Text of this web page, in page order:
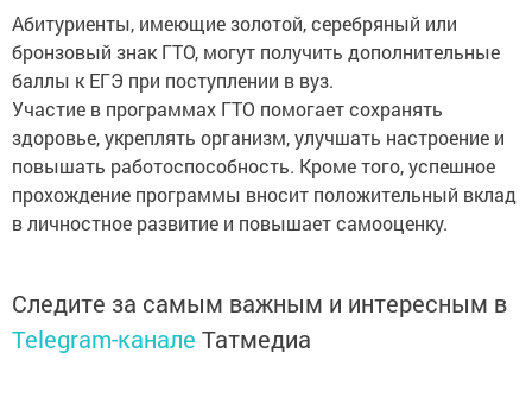
бронзовый знак ГТО, могут получить дополнительные
баллы к ЕГЭ при поступлении в вуз.
Участие в программах ГТО помогает сохранять
здоровье, укреплять организм, улучшать настроение и
повышать работоспособность. Кроме того, успешное
прохождение программы вносит положительный вклад
в личностное развитие и повышает самооценку.
Telegram-каналеТатмедиа